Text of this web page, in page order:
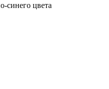
синего цвета